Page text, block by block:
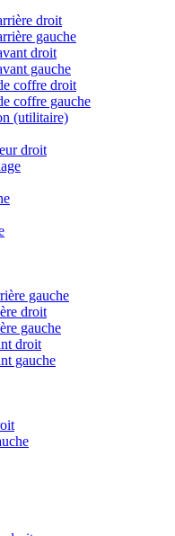
droit
gauche
droit
gauche
coffre droit
coffre gauche
(utilitaire)
droit
gauche
droit
gauche
droit
gauche